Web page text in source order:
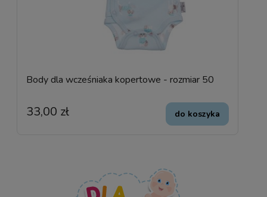
Body dla wcześniaka kopertowe - rozmiar 50
33,00 zł do koszyka